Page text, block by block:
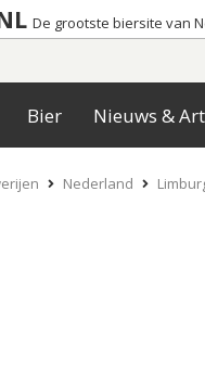
De grootste biersite van
Bier Nieuws &
Nederland